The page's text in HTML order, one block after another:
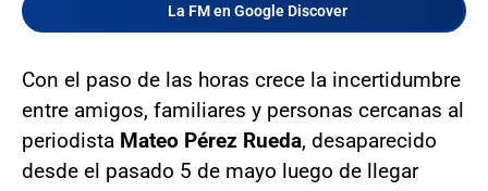
La FM en Google Discover
Con el paso de las horas crece la incertidumbre
entre amigos, familiares y personas cercanas al
periodista Mateo Pérez Rueda, desaparecido
desde el pasado 5 de mayo luego de llegar